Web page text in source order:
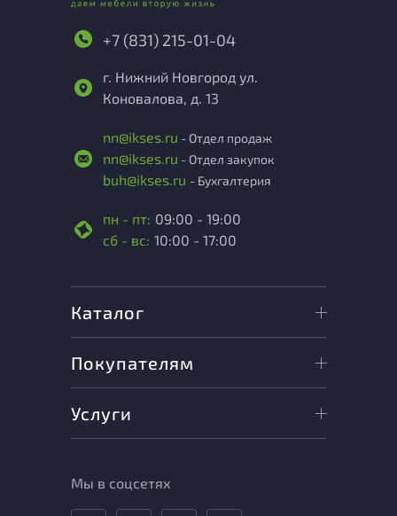
+7 (831) 215-01-04
г. Нижний Новгород ул.
Коновалова, д. 13
nn@ikses.ru - Отдел продаж
nn@ikses.ru - Отдел закупок
buh@ikses.ru - Бухгалтерия
пн - пт: 09:00 - 19:00
сб - вс: 10:00 - 17:00
Каталог
Покупателям
Услуги
Мы в соцсетях